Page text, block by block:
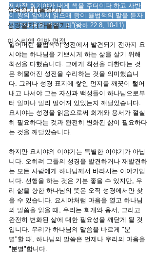
성경절기 (봄절기)
성경절기 (가을절기)
이스라엘 일반 명절
제사장 힐기야가 내게 책을 주더이다 하고 사반
이 왕의 앞에서 읽으매 왕이 율법책의 말을 듣자
곧 그의 옷을 찢으니라”(왕하 22:8, 10-11).
잃어버린 율법책이 성전에서 발견되기 전까지 요
시야는 하나님을 기쁘시게 하는 삶을 살기 위해
최선을 다했습니다. 그에게 최선을 다한다는 것
은 허물어진 성전을 수리하는 것을 의미했습니
다. 그러나 성경 표지에 쌓인 먼지를 깨끗이 털어
내고 나서야 그는 자신과 백성들이 하나님으로부
터 얼마나 멀리 떨어져 있었는지 깨달았습니다.
요시야는 성경을 읽음으로써 회개와 용서가 절실
히 필요하다는 것과 완전히 변화된 삶이 필요하다
는 것을 깨달았습니다.
하지만 요시야의 이야기는 특별한 이야기가 아닙
니다. 오히려 그들의 성경을 발견하거나 재발견하
는 모든 사람에게 하나님께서 바라시는 이야기입
니다. 선행을 하는 것은 기분 좋을 수 있지만, 우
리 삶을 향한 하나님의 뜻은 오직 성경에서만 찾
을 수 있습니다. 요시야처럼 마음을 열고 하나님
의 말씀을 읽을 때, 우리는 회개와 용서, 그리고
완전히 변화된 삶에 대한 필요성을 깨닫게 될 것
입니다. 우리가 하나님의 말씀을 바르게 "분
별"할 때, 하나님의 말씀은 언제나 우리의 마음을
"분별"합니다.